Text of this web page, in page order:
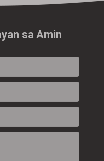
sa Amin